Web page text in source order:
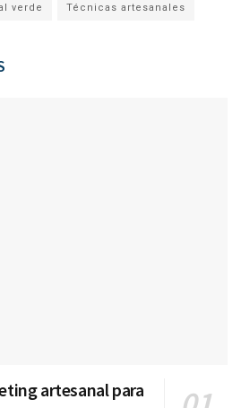
verde Técnicas artesanales
artesanal para